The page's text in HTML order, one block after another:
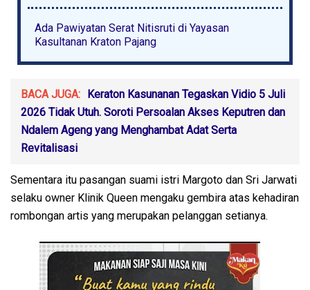
Ada Pawiyatan Serat Nitisruti di Yayasan
Kasultanan Kraton Pajang
BACA JUGA: Keraton Kasunanan Tegaskan Vidio 5 Juli
2026 Tidak Utuh. Soroti Persoalan Akses Keputren dan
Ndalem Ageng yang Menghambat Adat Serta
Revitalisasi
Sementara itu pasangan suami istri Margoto dan Sri Jarwati
selaku owner Klinik Queen mengaku gembira atas kehadiran
rombongan artis yang merupakan pelanggan setianya.